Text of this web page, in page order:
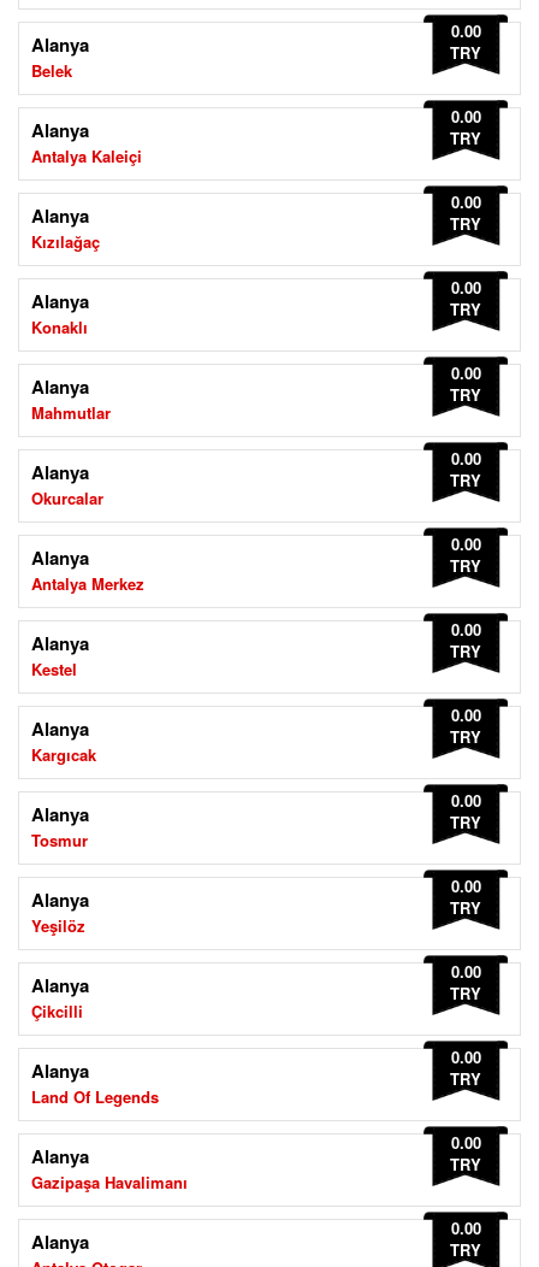
Alanya
Belek
0.00
TRY
Alanya
Antalya Kaleiçi
0.00
TRY
Alanya
Kızılağaç
0.00
TRY
Alanya
Konaklı
0.00
TRY
Alanya
Mahmutlar
0.00
TRY
Alanya
Okurcalar
0.00
TRY
Alanya
Antalya Merkez
0.00
TRY
Alanya
Kestel
0.00
TRY
Alanya
Kargıcak
0.00
TRY
Alanya
Tosmur
0.00
TRY
Alanya
Yeşilöz
0.00
TRY
Alanya
Çikcilli
0.00
TRY
Alanya
Land Of Legends
0.00
TRY
Alanya
Gazipaşa Havalimanı
0.00
TRY
Alanya
0.00
TRY